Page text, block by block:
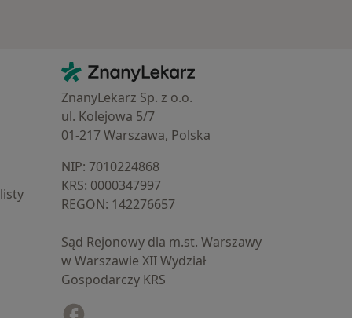
Kontakt
ZnanyLekarz - Strona główna
ZnanyLekarz Sp. z o.o.
ul. Kolejowa 5/7
01-217 Warszawa, Polska
NIP: ⁠7010224868
KRS: ⁠0000347997
REGON: ⁠142276657
Sąd Rejonowy dla m.st. Warszawy
w Warszawie XII Wydział
Gospodarczy KRS